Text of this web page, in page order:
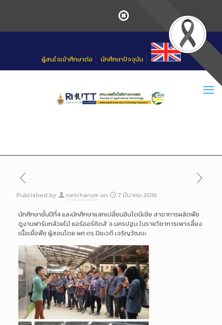
ผู้สนใจเข้าศึกษาต่อ นักศึกษาปัจจุบัน
Published by netchanok on 7 มีนาคม 2016
นักศึกษาชั้นปีที่4 และนักศึกษาแลกเปลี่ยนอินโดนีเซีย สาขาการผลิตพืช
ดูงานฟาร์มกล้วยไม้ แอร์ออร์คิดส์ จ.นครปฐม ในรายวิชาการเพาะเลี้ยง
เนื้อเยื่อพืช ผู้สอนโดย ผศ.ดร.ปิยะวดี เจริญวัฒนะ